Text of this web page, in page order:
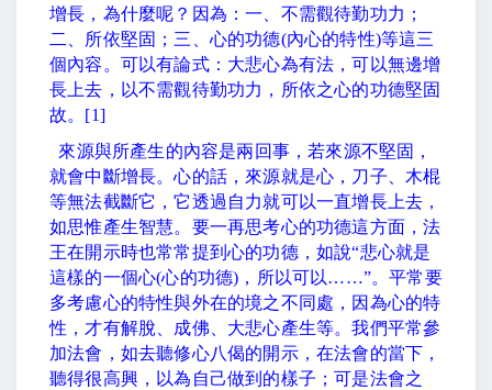
增長，為什麼呢？因為：一、不需觀待勤功力；
二、所依堅固；三、心的功德(內心的特性)等這三
個內容。可以有論式：大悲心為有法，可以無邊增
長上去，以不需觀待勤功力，所依之心的功德堅固
故。 [1]
來源與所產生的內容是兩回事，若來源不堅固，
就會中斷增長。心的話，來源就是心，刀子、木棍
等無法截斷它，它透過自力就可以一直增長上去，
如思惟產生智慧。要一再思考心的功德這方面，法
王在開示時也常常提到心的功德，如說“悲心就是
這樣的一個心(心的功德) ，所以可以……”。平常要
多考慮心的特性與外在的境之不同處，因為心的特
性，才有解脫、成佛、大悲心產生等。我們平常參
加法會，如去聽修心八偈的開示，在法會的當下，
聽得很高興，以為自己做到的樣子；可是法會之